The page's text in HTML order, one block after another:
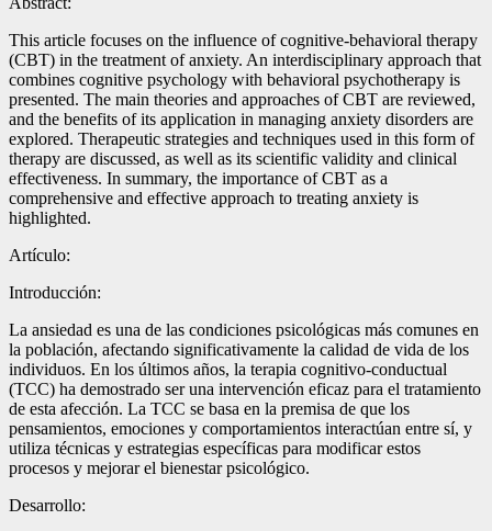
This article focuses on the influence of cognitive-behavioral therapy
(CBT) in the treatment of anxiety. An interdisciplinary approach that
combines cognitive psychology with behavioral psychotherapy is
presented. The main theories and approaches of CBT are reviewed,
and the benefits of its application in managing anxiety disorders are
explored. Therapeutic strategies and techniques used in this form of
therapy are discussed, as well as its scientific validity and clinical
effectiveness. In summary, the importance of CBT as a
comprehensive and effective approach to treating anxiety is
highlighted.
Artículo:
Introducción:
La ansiedad es una de las condiciones psicológicas más comunes en
la población, afectando significativamente la calidad de vida de los
individuos. En los últimos años, la terapia cognitivo-conductual
(TCC) ha demostrado ser una intervención eficaz para el tratamiento
de esta afección. La TCC se basa en la premisa de que los
pensamientos, emociones y comportamientos interactúan entre sí, y
utiliza técnicas y estrategias específicas para modificar estos
procesos y mejorar el bienestar psicológico.
Desarrollo: